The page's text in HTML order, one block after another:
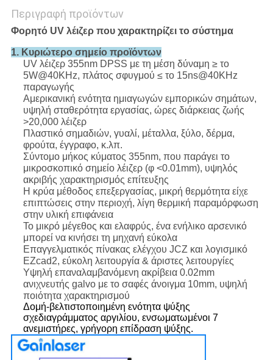
Περιγραφή προϊόντων
Φορητό UV λέιζερ που χαρακτηρίζει το σύστημα
1. Κυριώτερο σημείο προϊόντων
UV λέιζερ 355nm DPSS με τη μέση δύναμη ≥ το
5W@40KHz, πλάτος σφυγμού ≤ το 15ns@40KHz
παραγωγής
Αμερικανική ενότητα ημιαγωγών εμπορικών σημάτων,
υψηλή σταθερότητα εργασίας, ώρες διάρκειας ζωής
>20,000 λέιζερ
Πλαστικό σημαδιών, γυαλί, μέταλλα, ξύλο, δέρμα,
φρούτα, έγγραφο, κ.λπ.
Σύντομο μήκος κύματος 355nm, που παράγει το
μικροσκοπικό σημείο λέιζερ (φ <0.01mm), υψηλός
ακριβής χαρακτηρισμός επίτευξης
Η κρύα μέθοδος επεξεργασίας, μικρή θερμότητα είχε
επιπτώσεις στην περιοχή, λίγη θερμική παραμόρφωση
στην υλική επιφάνεια
Το μικρό μέγεθος και ελαφρύς, ένα ενήλικο αρσενικό
μπορεί να κινήσει τη μηχανή εύκολα
Επαγγελματικός πίνακας ελέγχου JCZ και λογισμικό
EZcad2, εύκολη λειτουργία & άριστες λειτουργίες
Υψηλή επαναλαμβανόμενη ακρίβεια 0.02mm
ανιχνευτής galvo με το σαφές άνοιγμα 10mm, υψηλή
ποιότητα χαρακτηρισμού
Δομή-βελτιστοποιημένη ενότητα ψύξης
σχεδιαγράμματος αργιλίου, ενσωματωμένοι 7
ανεμιστήρες, γρήγορη επίδραση ψύξης.